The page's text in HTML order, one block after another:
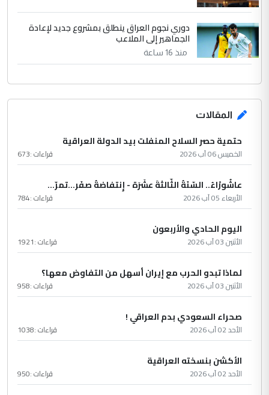
دوري نجوم العراق ينطلق بمشروع جديد لإعادة
الجماهير إلى الملاعب
منذ 16 ساعة
المقالات
حتمية حصر السلاح المنفلت بيد الدولة العراقية
الخميس 06 آب 2026 قراءات :673
عاشُورْاءُ.. السّنَةُ الثّالثةَ عشَرَة - إِنتفاضةُ صفَر…تمرّ...
الأربعاء 05 آب 2026 قراءات :784
اليوم الحادي والأربعون
الأثنين 03 آب 2026 قراءات :1921
لماذا تبدو الحرب مع إيران أسهل من التفاوض معها؟
الأثنين 03 آب 2026 قراءات :958
صحراء السعودي بدم العراقي !
الأحد 02 آب 2026 قراءات :1038
الأكشن بنسخته العراقية
الأحد 02 آب 2026 قراءات :950